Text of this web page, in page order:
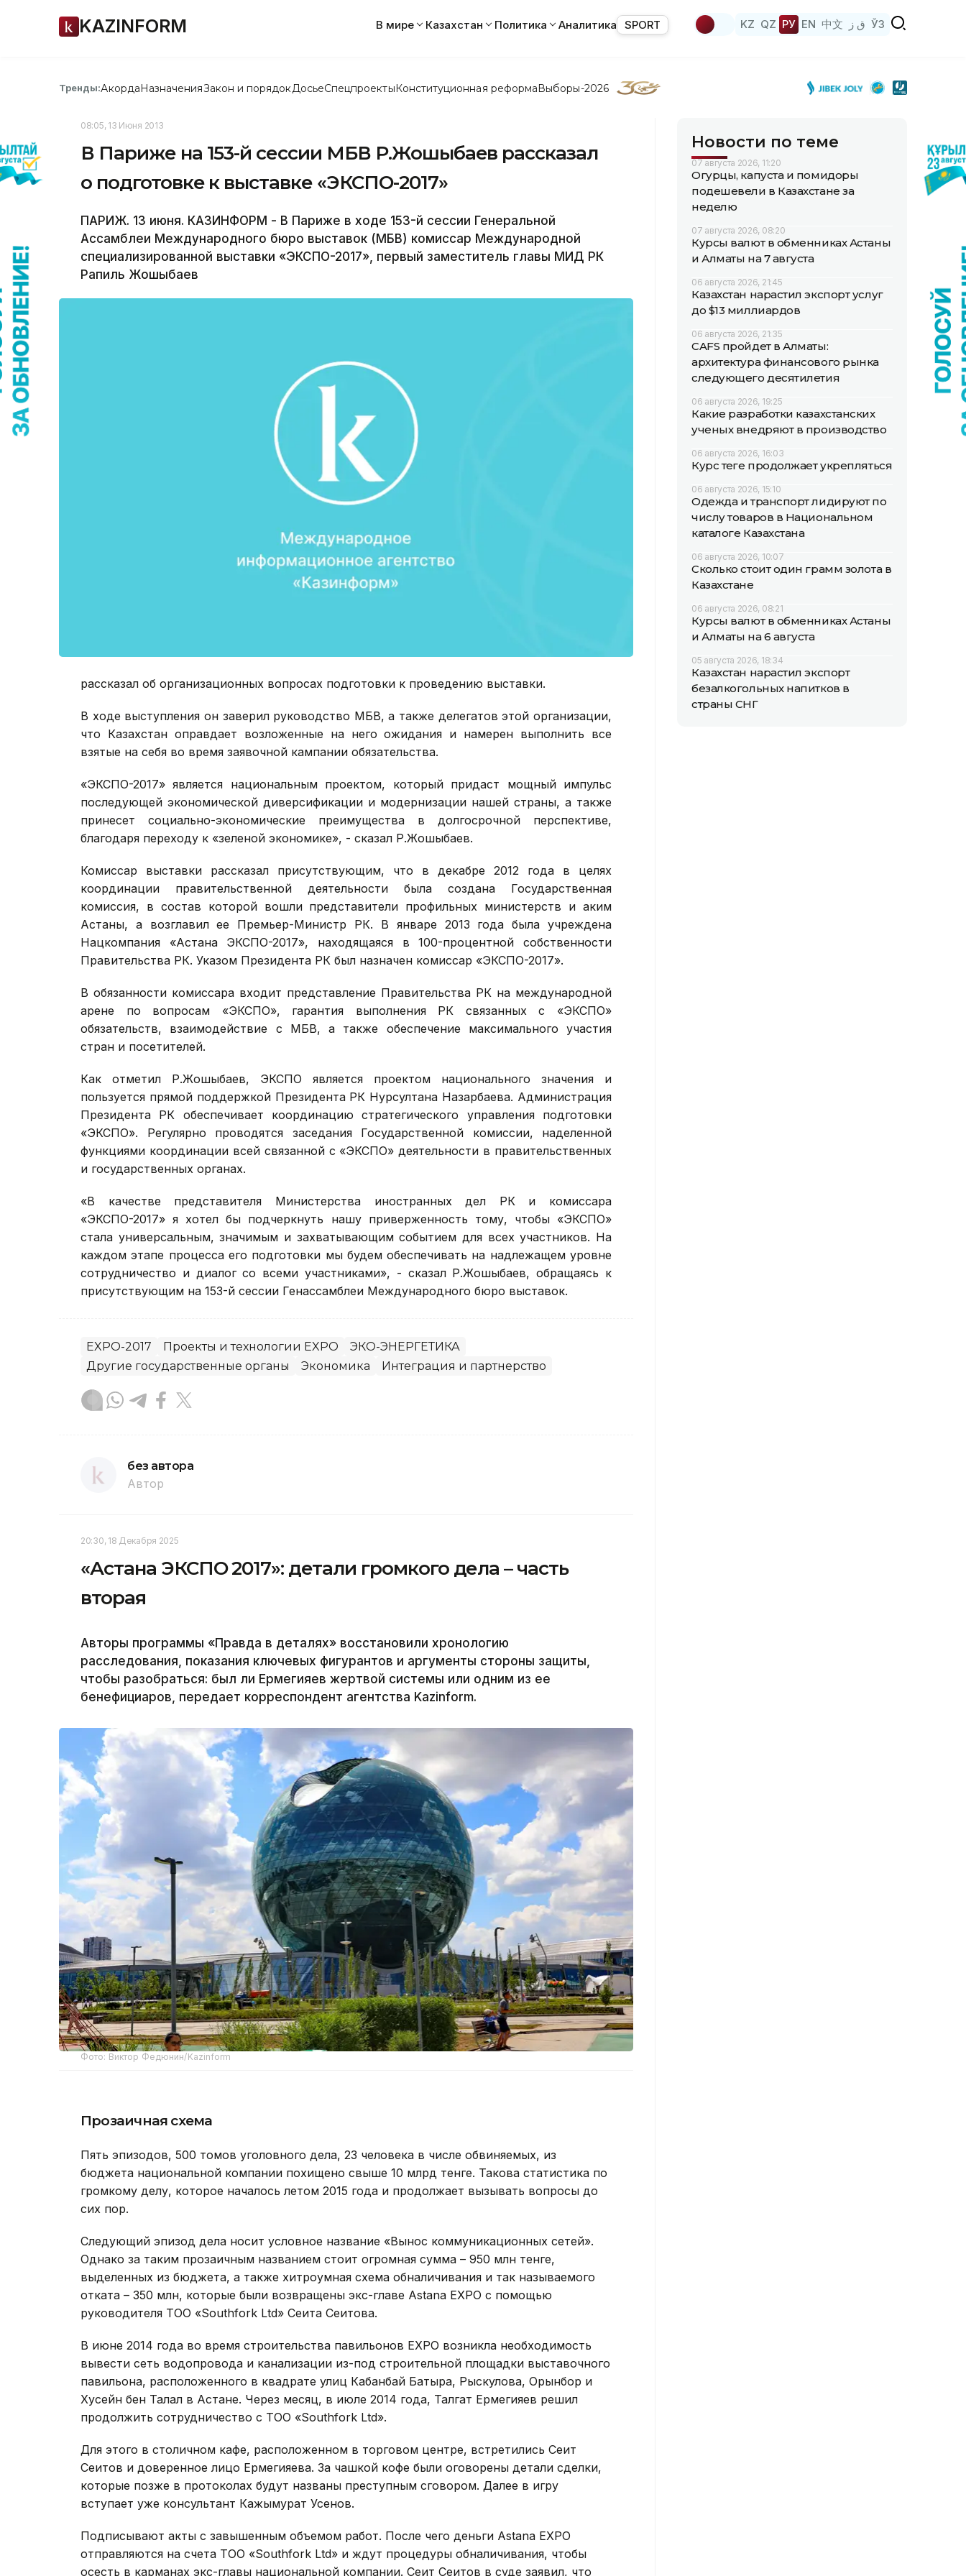
KAZINFORM В мире Казахстан Политика Аналитика SPORT KZ QZ РУ EN 中文 ق ز ЎЗ
Тренды:АкордаНазначенияЗакон и порядок ДосьеСпецпроектыКонституционная реформаВыборы-2026
08:05, 13 Июня 2013
В Париже на 153-й сессии МБВ Р.Жошыбаев рассказал
о подготовке к выставке «ЭКСПО-2017»
ПАРИЖ. 13 июня. КАЗИНФОРМ - В Париже в ходе 153-й сессии Генеральной
Ассамблеи Международного бюро выставок (МБВ) комиссар Международной
специализированной выставки «ЭКСПО-2017», первый заместитель главы МИД РК
Рапиль Жошыбаев
рассказал об организационных вопросах подготовки к проведению выставки.
В ходе выступления он заверил руководство МБВ, а также делегатов этой организации,
что Казахстан оправдает возложенные на него ожидания и намерен выполнить все
взятые на себя во время заявочной кампании обязательства.
«ЭКСПО-2017» является национальным проектом, который придаст мощный импульс
последующей экономической диверсификации и модернизации нашей страны, а также
принесет социально-экономические преимущества в долгосрочной перспективе,
благодаря переходу к «зеленой экономике», - сказал Р.Жошыбаев.
Комиссар выставки рассказал присутствующим, что в декабре 2012 года в целях
координации правительственной деятельности была создана Государственная
комиссия, в состав которой вошли представители профильных министерств и аким
Астаны, а возглавил ее Премьер-Министр РК. В январе 2013 года была учреждена
Нацкомпания «Астана ЭКСПО-2017», находящаяся в 100-процентной собственности
Правительства РК. Указом Президента РК был назначен комиссар «ЭКСПО-2017».
В обязанности комиссара входит представление Правительства РК на международной
арене по вопросам «ЭКСПО», гарантия выполнения РК связанных с «ЭКСПО»
обязательств, взаимодействие с МБВ, а также обеспечение максимального участия
стран и посетителей.
Как отметил Р.Жошыбаев, ЭКСПО является проектом национального значения и
пользуется прямой поддержкой Президента РК Нурсултана Назарбаева. Администрация
Президента РК обеспечивает координацию стратегического управления подготовки
«ЭКСПО». Регулярно проводятся заседания Государственной комиссии, наделенной
функциями координации всей связанной с «ЭКСПО» деятельности в правительственных
и государственных органах.
«В качестве представителя Министерства иностранных дел РК и комиссара
«ЭКСПО-2017» я хотел бы подчеркнуть нашу приверженность тому, чтобы «ЭКСПО»
стала универсальным, значимым и захватывающим событием для всех участников. На
каждом этапе процесса его подготовки мы будем обеспечивать на надлежащем уровне
сотрудничество и диалог со всеми участниками», - сказал Р.Жошыбаев, обращаясь к
присутствующим на 153-й сессии Генассамблеи Международного бюро выставок.
EXPO-2017 Проекты и технологии EXPO
ЭКО-ЭНЕРГЕТИКА
Другие государственные органы
Экономика Интеграция и партнерство
без автора
Автор
20:30, 18 Декабря 2025
«Астана ЭКСПО 2017»: детали громкого дела – часть
вторая
Авторы программы «Правда в деталях» восстановили хронологию
расследования, показания ключевых фигурантов и аргументы стороны защиты,
чтобы разобраться: был ли Ермегияев жертвой системы или одним из ее
бенефициаров, передает корреспондент агентства Kazinform.
Фото: Виктор Федюнин/Kazinform
Прозаичная схема
Пять эпизодов, 500 томов уголовного дела, 23 человека в числе обвиняемых, из
бюджета национальной компании похищено свыше 10 млрд тенге. Такова статистика по
громкому делу, которое началось летом 2015 года и продолжает вызывать вопросы до
сих пор.
Следующий эпизод дела носит условное название «Вынос коммуникационных сетей».
Однако за таким прозаичным названием стоит огромная сумма – 950 млн тенге,
выделенных из бюджета, а также хитроумная схема обналичивания и так называемого
отката – 350 млн, которые были возвращены экс-главе Astana EXPO с помощью
руководителя ТОО «Southfork Ltd» Сеита Сеитова.
В июне 2014 года во время строительства павильонов EXPO возникла необходимость
вывести сеть водопровода и канализации из-под строительной площадки выставочного
павильона, расположенного в квадрате улиц Кабанбай Батыра, Рыскулова, Орынбор и
Хусейн бен Талал в Астане. Через месяц, в июле 2014 года, Талгат Ермегияев решил
продолжить сотрудничество с ТОО «Southfork Ltd».
Для этого в столичном кафе, расположенном в торговом центре, встретились Сеит
Сеитов и доверенное лицо Ермегияева. За чашкой кофе были оговорены детали сделки,
которые позже в протоколах будут названы преступным сговором. Далее в игру
вступает уже консультант Кажымурат Усенов.
Подписывают акты с завышенным объемом работ. После чего деньги Astana EXPO
отправляются на счета ТОО «Southfork Ltd» и ждут процедуры обналичивания, чтобы
осесть в карманах экс-главы национальной компании. Сеит Сеитов в суде заявил, что
Новости по теме
07 августа 2026, 11:20
Огурцы, капуста и помидоры
подешевели в Казахстане за
неделю
07 августа 2026, 08:20
Курсы валют в обменниках Астаны
и Алматы на 7 августа
06 августа 2026, 21:45
Казахстан нарастил экспорт услуг
до $13 миллиардов
06 августа 2026, 21:35
CAFS пройдет в Алматы:
архитектура финансового рынка
следующего десятилетия
06 августа 2026, 19:25
Какие разработки казахстанских
ученых внедряют в производство
06 августа 2026, 16:03
Курс теңге продолжает укрепляться
06 августа 2026, 15:10
Одежда и транспорт лидируют по
числу товаров в Национальном
каталоге Казахстана
06 августа 2026, 10:07
Сколько стоит один грамм золота в
Казахстане
06 августа 2026, 08:21
Курсы валют в обменниках Астаны
и Алматы на 6 августа
05 августа 2026, 18:34
Казахстан нарастил экспорт
безалкогольных напитков в
страны СНГ